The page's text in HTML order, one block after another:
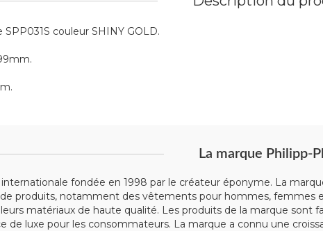
couleur SHINY GOLD.
La marque Philipp-
fondée en 1998 par le créateur éponyme. La
produits, notamment des vêtements pour hommes, femmes
matériaux de haute qualité. Les produits de la marque
de luxe pour les consommateurs. La marque a connu une